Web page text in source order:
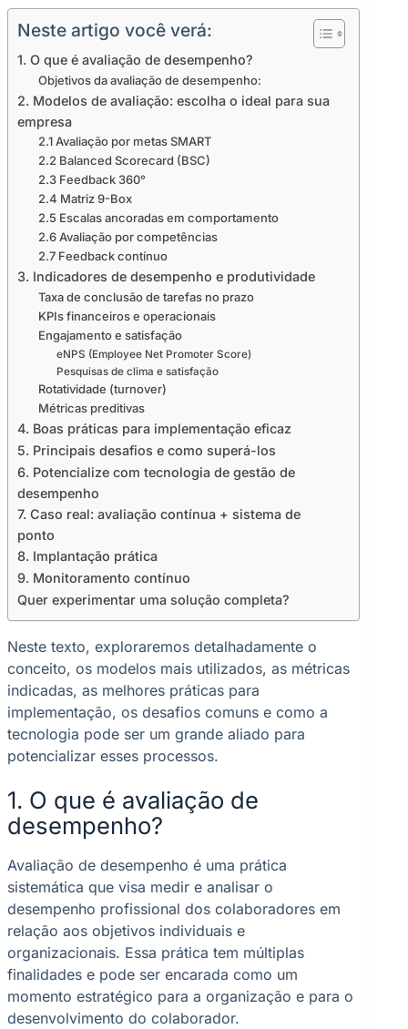
Neste artigo você verá:
1. O que é avaliação de desempenho?
Objetivos da avaliação de desempenho:
2. Modelos de avaliação: escolha o ideal para sua
empresa
2.1 Avaliação por metas SMART
2.2 Balanced Scorecard (BSC)
2.3 Feedback 360°
2.4 Matriz 9-Box
2.5 Escalas ancoradas em comportamento
2.6 Avaliação por competências
2.7 Feedback contínuo
3. Indicadores de desempenho e produtividade
Taxa de conclusão de tarefas no prazo
KPIs financeiros e operacionais
Engajamento e satisfação
eNPS (Employee Net Promoter Score)
Pesquisas de clima e satisfação
Rotatividade (turnover)
Métricas preditivas
4. Boas práticas para implementação eficaz
5. Principais desafios e como superá-los
6. Potencialize com tecnologia de gestão de
desempenho
7. Caso real: avaliação contínua + sistema de
ponto
8. Implantação prática
9. Monitoramento contínuo
Quer experimentar uma solução completa?
Neste texto, exploraremos detalhadamente o
conceito, os modelos mais utilizados, as métricas
indicadas, as melhores práticas para
implementação, os desafios comuns e como a
tecnologia pode ser um grande aliado para
potencializar esses processos.
1. O que é avaliação de
desempenho?
Avaliação de desempenho é uma prática
sistemática que visa medir e analisar o
desempenho profissional dos colaboradores em
relação aos objetivos individuais e
organizacionais. Essa prática tem múltiplas
finalidades e pode ser encarada como um
momento estratégico para a organização e para o
desenvolvimento do colaborador.